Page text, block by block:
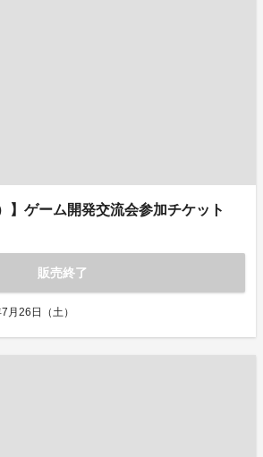
】ゲーム開発交流会参加チケット
販売終了
月26日（土）